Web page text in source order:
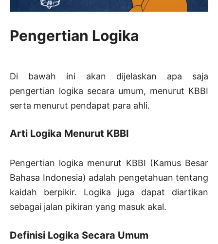
Pengertian Logika
Di bawah ini akan dijelaskan apa saja
pengertian logika secara umum, menurut KBBI
serta menurut pendapat para ahli.
Arti Logika Menurut KBBI
Pengertian logika menurut KBBI (Kamus Besar
Bahasa Indonesia) adalah pengetahuan tentang
kaidah berpikir. Logika juga dapat diartikan
sebagai jalan pikiran yang masuk akal.
Definisi Logika Secara Umum